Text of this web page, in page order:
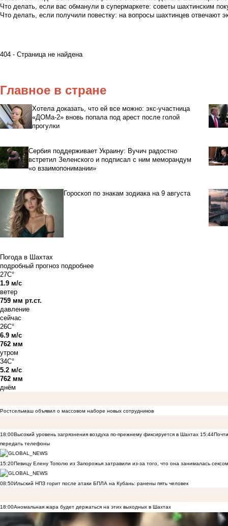
Что делать, если вас обманули в супермаркете: советы шахтинским
Что делать, если получили повестку: на вопросы шахтинцев отвечают
404 - Страница не найдена
Главное в стране
Хотела доказать, что ей все можно: экс-участница
«ДОМа-2» вновь попала под арест после голой
прогулки
Сербия поддерживает Украину: Вучич радостно
встретил Зеленского и подписал с ним меморандум
«о взаимопонимании»
Гороскоп по знакам зодиака на 9 августа
Погода в Шахтах
подробный прогноз подробнее
27C°
1.9 м/с
ветер
759 мм рт.ст.
давление
сейчас
26C°
6.9 м/с
762 мм
утром
34C°
5.2 м/с
762 мм
днём
Ростсельмаш объявил о массовом наборе новых сотрудников
18:00Высокий уровень загрязнения воздуха по-прежнему фиксируется в Шахтах 15:44
передать телефоны
15:20Певицу Елену Тополю из Запорожья затравили из-за того, что она занималась
08:50Ильский НПЗ горит после атаки БПЛА на Кубань: ранены пять человек
18:00Аномальная жара будет держаться на этих выходных в Шахтах